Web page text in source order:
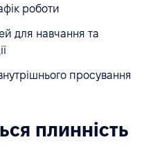
роботи
для навчання та
просування
плинність